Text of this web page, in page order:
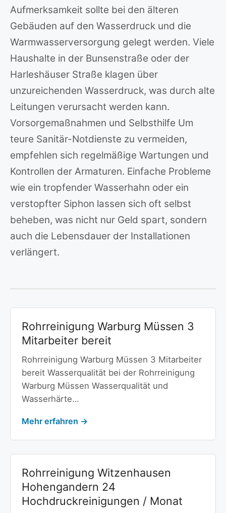
Aufmerksamkeit sollte bei den älteren
Gebäuden auf den Wasserdruck und die
Warmwasserversorgung gelegt werden. Viele
Haushalte in der Bunsenstraße oder der
Harleshäuser Straße klagen über
unzureichenden Wasserdruck, was durch alte
Leitungen verursacht werden kann.
Vorsorgemaßnahmen und Selbsthilfe Um
teure Sanitär-Notdienste zu vermeiden,
empfehlen sich regelmäßige Wartungen und
Kontrollen der Armaturen. Einfache Probleme
wie ein tropfender Wasserhahn oder ein
verstopfter Siphon lassen sich oft selbst
beheben, was nicht nur Geld spart, sondern
auch die Lebensdauer der Installationen
verlängert.
Rohrreinigung Warburg Müssen 3
Mitarbeiter bereit
Rohrreinigung Warburg Müssen 3 Mitarbeiter
bereit Wasserqualität bei der Rohrreinigung
Warburg Müssen Wasserqualität und
Wasserhärte…
Mehr erfahren →
Rohrreinigung Witzenhausen
Hohengandern 24
Hochdruckreinigungen / Monat